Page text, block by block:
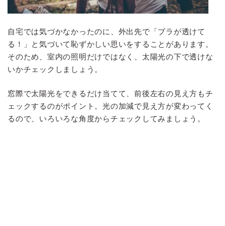
自宅では気づかなかったのに、外出先で「ブラが透けて
る！」と気づいて恥ずかしい思いをすることがあります。
そのため、室内の照明だけではなく、太陽光の下で透けな
いかチェックしましょう。
窓際で太陽光をできるだけ当てて、前後左右の見え方もチ
ェックするのがポイント。光の加減で見え方が変わってく
るので、いろいろな角度からチェックしてみましょう。